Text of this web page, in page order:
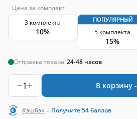
Цена за комплект
3 комплекта
10%
ПОПУЛЯРНЫЙ
5 комплекта
15%
Отправка товара:24-48 часов
1 В корзину -
Кэшбэк - Получите54баллов